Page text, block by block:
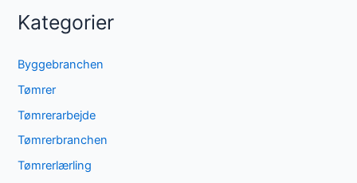
Kategorier
Byggebranchen
Tømrer
Tømrerarbejde
Tømrerbranchen
Tømrerlærling